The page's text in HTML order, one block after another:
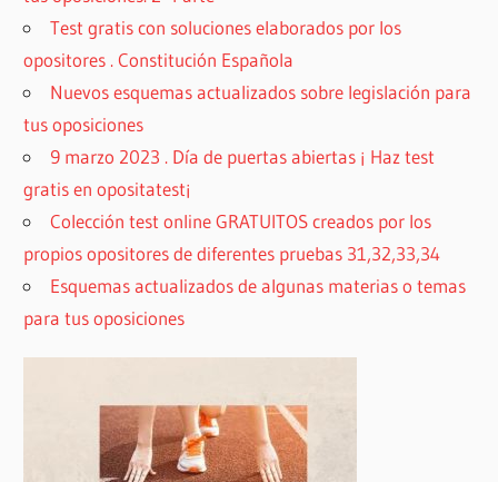
Test gratis con soluciones elaborados por los
opositores . Constitución Española
Nuevos esquemas actualizados sobre legislación para
tus oposiciones
9 marzo 2023 . Día de puertas abiertas ¡ Haz test
gratis en opositatest¡
Colección test online GRATUITOS creados por los
propios opositores de diferentes pruebas 31,32,33,34
Esquemas actualizados de algunas materias o temas
para tus oposiciones